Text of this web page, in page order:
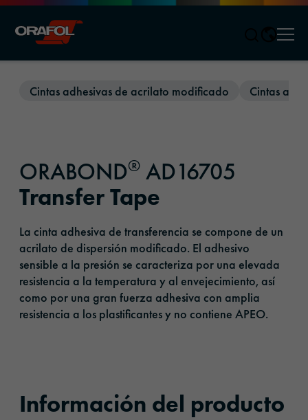
Cintas adhesivas de acrilato modificado Cintas
ORABOND® AD16705
Transfer Tape
La cinta adhesiva de transferencia se compone de un
acrilato de dispersión modificado. El adhesivo
sensible a la presión se caracteriza por una elevada
resistencia a la temperatura y al envejecimiento, así
como por una gran fuerza adhesiva con amplia
resistencia a los plastificantes y no contiene APEO.
Información del producto